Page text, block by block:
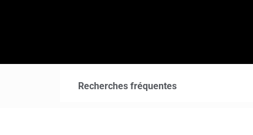
Recherches fréquentes